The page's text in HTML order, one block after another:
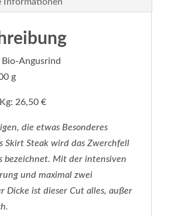
Angusrind
g
26,50 €
die etwas Besonderes
Skirt Steak wird das Zwerchfell
bezeichnet. Mit der intensiven
und maximal zwei
Dicke ist dieser Cut alles, außer